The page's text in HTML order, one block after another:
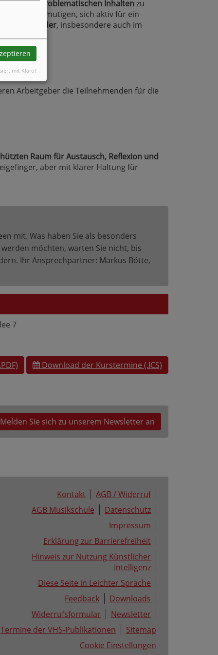
mit problematischen Inhalten zu
zu ermutigen, sich aktiv für ein
Miteinander, insbesondere auch im
Arbeitgeber die Teilnehmenden für die
Raum für Austausch, Reflexion und
aber mit klarer Haltung für
mit. Was haben Sie als besonders
möchten, warten Sie nicht, bis
Ihr Ansprechpartner: Markus Bötte,
7
Download der Kurstermine (.ICS)
Melden Sie sich zu unserem Newsletter an
Kontakt
AGB / Widerruf
AGB Musikschule
Datenschutz
Impressum
Erklärung zur Barrierefreiheit
Hinweis zur Nutzung Künstlicher
Intelligenz
Diese Seite in Leichter Sprache
Feedback
Downloads
Widerrufsformular
Newsletter
Termine der VHS-Publikationen
Sitemap
Cookie Einstellungen
mit Klaro!